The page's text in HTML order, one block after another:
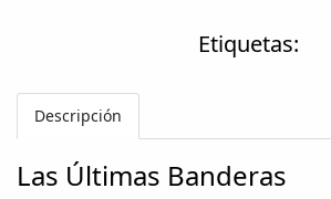
Etiquetas:
Descripción
Las Últimas Banderas